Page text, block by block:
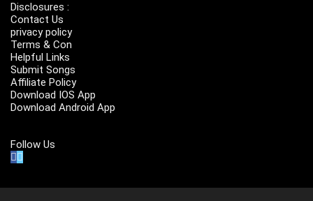
Disclosures :
Contact Us
privacy policy
Terms & Con
Helpful Links
Submit Songs
Affiliate Policy
Download IOS App
Download Android App
Follow Us